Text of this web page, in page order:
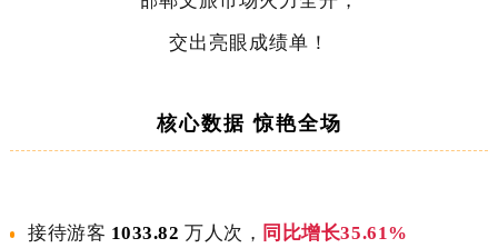
交出亮眼成绩单！
核心数据 惊艳全场
接待游客 1033.82万人次， 同比增长35.61%